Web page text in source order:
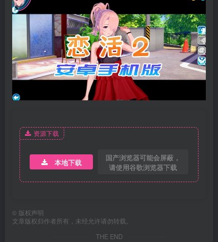
资源下载
本地下载
国产浏览器可能会屏蔽，
请使用谷歌浏览器下载
© 版权声明
文章版权归作者所有，未经允许请勿转载。
THE END